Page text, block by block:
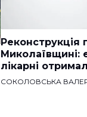
Реконструкція
Миколаївщині:
лікарні
СОКОЛОВСЬКА